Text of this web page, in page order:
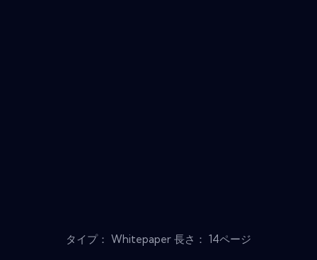
タイプ： Whitepaper 長さ： 14ページ